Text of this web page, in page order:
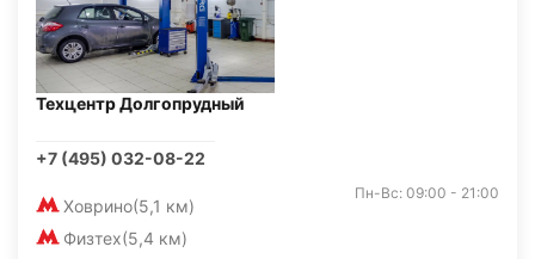
Техцентр Долгопрудный
+7 (495) 032-08-22
Ховрино(5,1 км)
Физтех(5,4 км)
Пн-Вс: 09:00 - 21:00